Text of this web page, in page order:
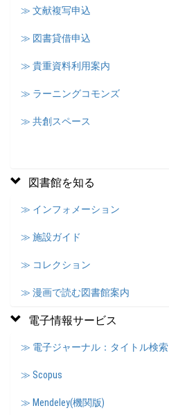
≫ 文献複写申込
≫ 図書貸借申込
≫ 貴重資料利用案内
≫ ラーニングコモンズ
≫ 共創スペース
図書館を知る
≫ インフォメーション
≫ 施設ガイド
≫ コレクション
≫ 漫画で読む図書館案内
電子情報サービス
≫ 電子ジャーナル：タイトル検索
≫ Scopus
≫ Mendeley(機関版)